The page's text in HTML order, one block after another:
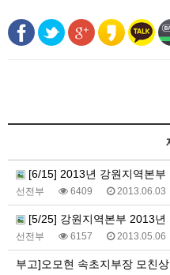
[6/15] 2013년 강원지역본부
선전부 6409 2013.06.03
[5/25] 강원지역본부 2013
선전부 6157 2013.05.06
부고]오모현 속초지부장 모친상